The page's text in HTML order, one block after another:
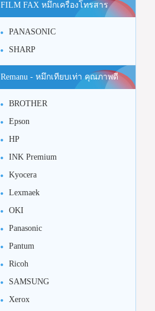
FILM FAX หมึกเครื่องโทรสาร
PANASONIC
SHARP
Remanu - หมึกเทียบเท่า คุณภาพดี
BROTHER
Epson
HP
INK Premium
Kyocera
Lexmaek
OKI
Panasonic
Pantum
Ricoh
SAMSUNG
Xerox